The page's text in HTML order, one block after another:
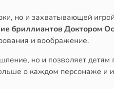
но и захватывающей
бриллиантов Доктором
и воображение.
но и позволяет детям
о каждом персонаже и